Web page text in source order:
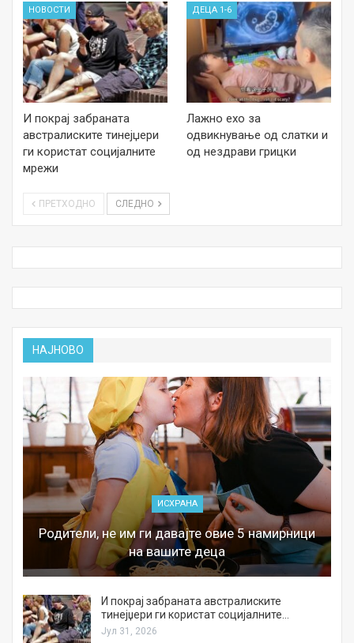
НОВОСТИ
И покрај забраната
австралиските тинејџери
ги користат социјалните
мрежи
ДЕЦА 1-6
Лажно ехо за
одвикнување од слатки и
од нездрави грицки
ПРЕТХОДНО СЛЕДНО
НАЈНОВО
ИСХРАНА
Родители, не им ги давајте овие 5 намирници
на вашите деца
И покрај забраната австралиските
тинејџери ги користат социјалните…
Јул 31, 2026